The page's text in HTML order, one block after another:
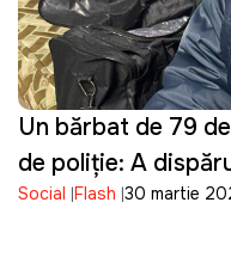
Un bărbat de 79
de poliție: A
Social Flash 30 martie